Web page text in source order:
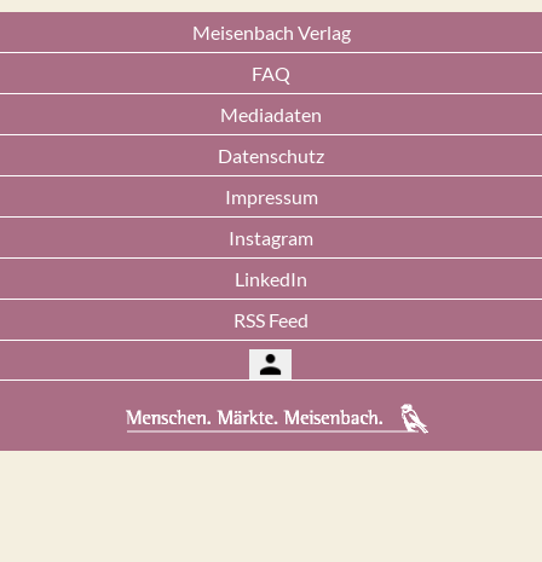
Meisenbach Verlag
FAQ
Mediadaten
Datenschutz
Impressum
Instagram
LinkedIn
RSS Feed